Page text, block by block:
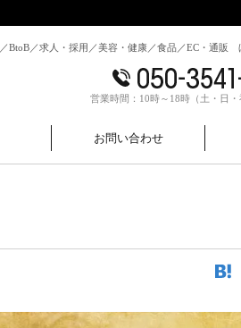
BtoB／求人・採用／美容・健康／食品／EC・通販
営業時間：10時～18時（土・日・
お問い合わせ